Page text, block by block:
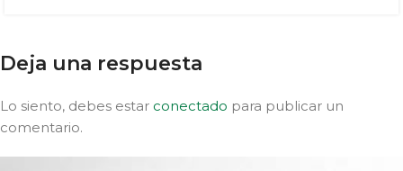
Deja una respuesta
Lo siento, debes estar conectado para publicar un
comentario.